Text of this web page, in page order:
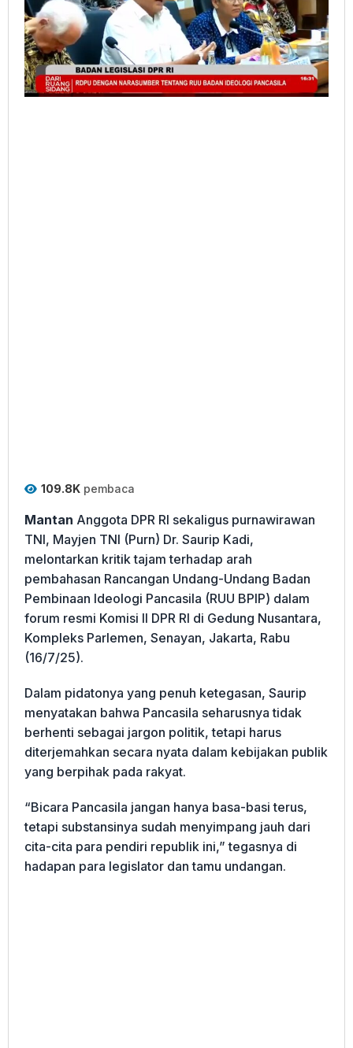
109.8K pembaca
Mantan Anggota DPR RI sekaligus purnawirawan
TNI, Mayjen TNI (Purn) Dr. Saurip Kadi,
melontarkan kritik tajam terhadap arah
pembahasan Rancangan Undang-Undang Badan
Pembinaan Ideologi Pancasila (RUU BPIP) dalam
forum resmi Komisi II DPR RI di Gedung Nusantara,
Kompleks Parlemen, Senayan, Jakarta, Rabu
(16/7/25).
Dalam pidatonya yang penuh ketegasan, Saurip
menyatakan bahwa Pancasila seharusnya tidak
berhenti sebagai jargon politik, tetapi harus
diterjemahkan secara nyata dalam kebijakan publik
yang berpihak pada rakyat.
“Bicara Pancasila jangan hanya basa-basi terus,
tetapi substansinya sudah menyimpang jauh dari
cita-cita para pendiri republik ini,” tegasnya di
hadapan para legislator dan tamu undangan.